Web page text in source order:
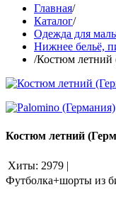
Главная/
Каталог/
Одежда для
Нижнее бельё,
/Костюм летний
Костюм летний
Хиты: 2979 |
Футболка+шорты из